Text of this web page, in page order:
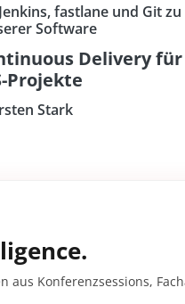
fastlane und Git zu
Software
Delivery für
Projekte
Stark
aus Konferenzsessions,